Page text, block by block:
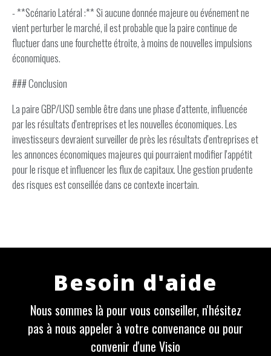
- **Scénario Latéral :** Si aucune donnée majeure ou événement ne
vient perturber le marché, il est probable que la paire continue de
fluctuer dans une fourchette étroite, à moins de nouvelles impulsions
économiques.
### Conclusion
La paire GBP/USD semble être dans une phase d'attente, influencée
par les résultats d'entreprises et les nouvelles économiques. Les
investisseurs devraient surveiller de près les résultats d'entreprises et
les annonces économiques majeures qui pourraient modifier l'appétit
pour le risque et influencer les flux de capitaux. Une gestion prudente
des risques est conseillée dans ce contexte incertain.
Besoin d'aide
Nous sommes là pour vous conseiller, n'hésitez
pas à nous appeler à votre convenance ou pour
convenir d'une Visio